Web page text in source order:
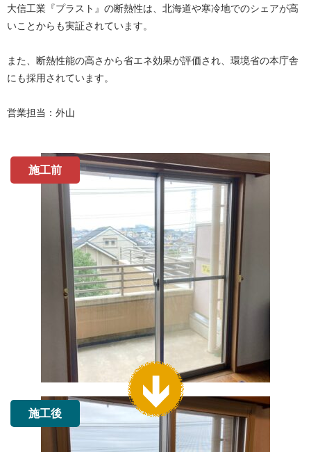
大信工業『プラスト』の断熱性は、北海道や寒冷地でのシェアが高
いことからも実証されています。
また、断熱性能の高さから省エネ効果が評価され、環境省の本庁舎
にも採用されています。
営業担当：外山
施工前
施工後